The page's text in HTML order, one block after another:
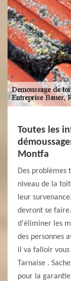
Toutes les
Montfa
Des problèmes
niveau de la
leur
devront se
d'éliminer les
des personnes
il va falloir vous
Tarnaise .
pour la